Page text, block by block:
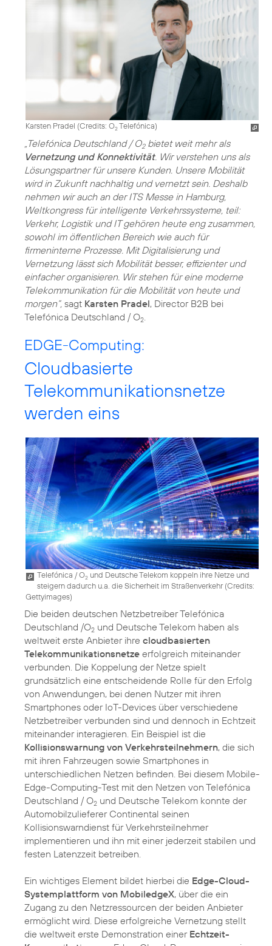
Karsten Pradel (Credits: O2Telefónica)
„Telefónica Deutschland / O2bietet weit mehr als
Vernetzung und Konnektivität. Wir verstehen uns als
Lösungspartner für unsere Kunden. Unsere Mobilität
wird in Zukunft nachhaltig und vernetzt sein. Deshalb
nehmen wir auch an der ITS Messe in Hamburg,
Weltkongress für intelligente Verkehrssysteme, teil:
Verkehr, Logistik und IT gehören heute eng zusammen,
sowohl im öffentlichen Bereich wie auch für
firmeninterne Prozesse. Mit Digitalisierung und
Vernetzung lässt sich Mobilität besser, effizienter und
einfacher organisieren. Wir stehen für eine moderne
Telekommunikation für die Mobilität von heute und
morgen“, sagt Karsten Pradel, Director B2B bei
Telefónica Deutschland / O2.
EDGE-Computing:
Cloudbasierte
Telekommunikationsnetze
werden eins
Telefónica / O2 und Deutsche Telekom koppeln ihre Netze und
steigern dadurch u.a. die Sicherheit im Straßenverkehr (Credits:
Gettyimages)
Die beiden deutschen Netzbetreiber Telefónica
Deutschland /O2 und Deutsche Telekom haben als
weltweit erste Anbieter ihre cloudbasierten
Telekommunikationsnetze erfolgreich miteinander
verbunden. Die Koppelung der Netze spielt
grundsätzlich eine entscheidende Rolle für den Erfolg
von Anwendungen, bei denen Nutzer mit ihren
Smartphones oder IoT-Devices über verschiedene
Netzbetreiber verbunden sind und dennoch in Echtzeit
miteinander interagieren. Ein Beispiel ist die
Kollisionswarnung von Verkehrsteilnehmern, die sich
mit ihren Fahrzeugen sowie Smartphones in
unterschiedlichen Netzen befinden. Bei diesem Mobile-
Edge-Computing-Test mit den Netzen von Telefónica
Deutschland / O2 und Deutsche Telekom konnte der
Automobilzulieferer Continental seinen
Kollisionswarndienst für Verkehrsteilnehmer
implementieren und ihn mit einer jederzeit stabilen und
festen Latenzzeit betreiben.
Ein wichtiges Element bildet hierbei die Edge-Cloud-
Systemplattform von MobiledgeX, über die ein
Zugang zu den Netzressourcen der beiden Anbieter
ermöglicht wird. Diese erfolgreiche Vernetzung stellt
die weltweit erste Demonstration einer Echtzeit-